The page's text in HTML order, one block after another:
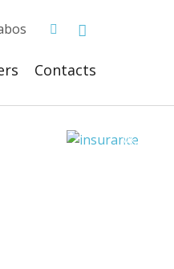
Сontacts